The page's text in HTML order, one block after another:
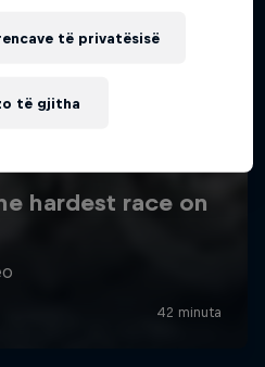
të gjitha
të privatësisë